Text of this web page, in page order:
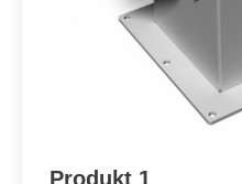
Produkt 1